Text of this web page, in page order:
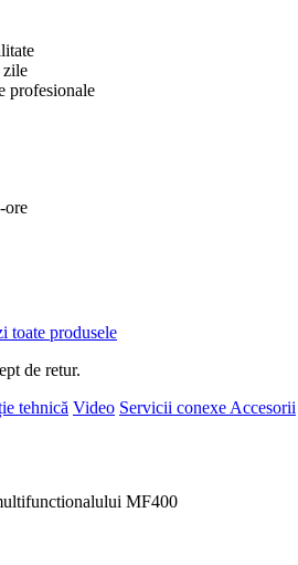
zile
profesionale
toate produsele
de retur.
tehnică Video Servicii conexe Accesorii
MF400